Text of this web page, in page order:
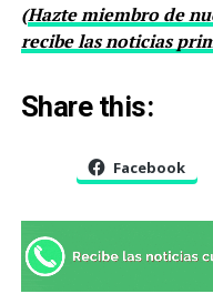
(Hazte miembro de
recibe las noticias
Share this:
Facebook